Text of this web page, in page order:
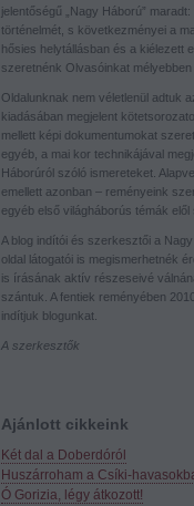
jelentőségű „Nagy Háború”
történelmét, s következményei a
hősies helytállásban és a kiélezett
szeretnénk Olvasóinkat mélyebben
Oldalunknak nem véletlenül adtuk
kiadásában megjelent
mellett képi dokumentumokat
egyéb, a mai kor technikájával
Háborúról szóló ismereteket.
emellett azonban – reményeink
egyéb első világháborús témák elől
A blog indítói és szerkesztői a
oldal látogatói is megismerhetnék
is írásának aktív részeseivé
szántuk. A fentiek reményében
indítjuk blogunkat.
A szerkesztők
Ajánlott cikkeink
Két dal a Doberdóról
Huszárroham a Csíki-
Ó Gorizia, légy átkozott!